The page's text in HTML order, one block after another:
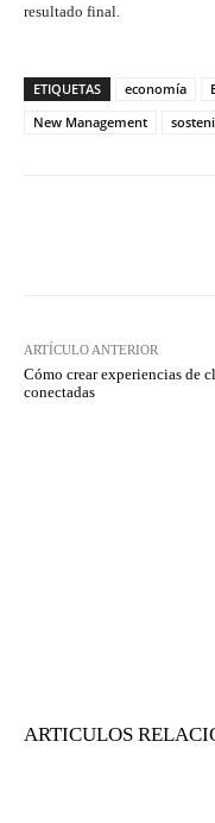
resultado final.
ETIQUETAS economía
New Management
ARTÍCULO ANTERIOR
Cómo crear experiencias de
conectadas
ARTICULOS